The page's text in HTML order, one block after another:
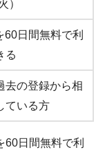
）
60日間無料で利
る
去の登録から相
ている方
60日間無料で利